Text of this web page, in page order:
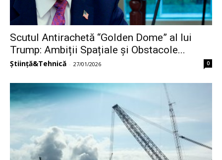
Scutul Antirachetă “Golden Dome” al lui
Trump: Ambiții Spațiale și Obstacole...
Știință&Tehnică - 27/01/2026 0